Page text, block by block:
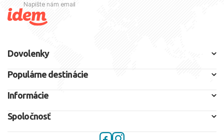
Napíšte nám email
Dovolenky
Populárne destinácie
Informácie
Spoločnosť